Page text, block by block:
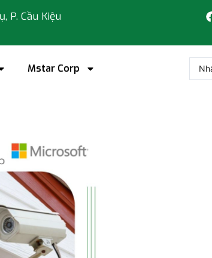
P. Cầu Kiệu
Mstar Corp